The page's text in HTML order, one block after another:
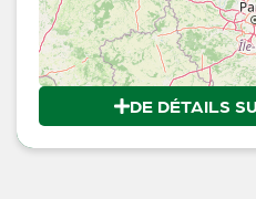
DE DÉTAILS